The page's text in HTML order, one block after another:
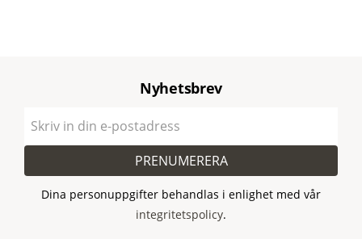
Nyhetsbrev
PRENUMERERA
Dina personuppgifter behandlas i enlighet med vår
integritetspolicy.